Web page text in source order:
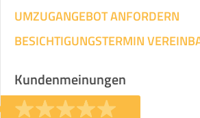
UMZUGANGEBOT ANFORDERN
BESICHTIGUNGSTERMIN
Kundenmeinungen